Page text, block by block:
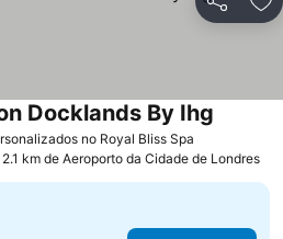
Partilhar
no Royal Bliss Spa
Docklands By Ihg
km de Aeroporto da Cidade de Londres